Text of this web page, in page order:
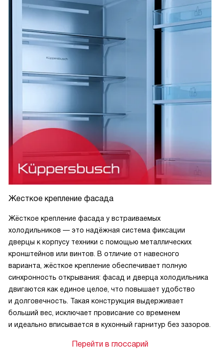
Жесткое крепление фасада
Жёсткое крепление фасада у встраиваемых
холодильников — это надёжная система фиксации
дверцы к корпусу техники с помощью металлических
кронштейнов или винтов. В отличие от навесного
варианта, жёсткое крепление обеспечивает полную
синхронность открывания: фасад и дверца холодильника
двигаются как единое целое, что повышает удобство
и долговечность. Такая конструкция выдерживает
больший вес, исключает провисание со временем
и идеально вписывается в кухонный гарнитур без зазоров.
Перейти в глоссарий